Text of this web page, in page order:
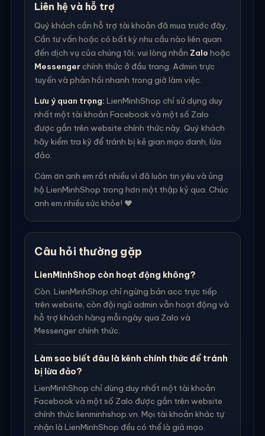
Liên hệ và hỗ trợ
Quý khách cần hỗ trợ tài khoản đã mua trước đây,
Cần tư vấn hoặc có bất kỳ nhu cầu nào liên quan
đến dịch vụ của chúng tôi, vui lòng nhắn Zalo hoặc
Messengerchính thức ở đầu trang. Admin trực
tuyến và phản hồi nhanh trong giờ làm việc.
Lưu ý quan trọng: LienMinhShop chỉ sử dụng duy
nhất một tài khoản Facebook và một số Zalo
được gắn trên website chính thức này. Quý khách
hãy kiểm tra kỹ để tránh bị kẻ gian mạo danh, lừa
đảo.
Cám ơn anh em rất nhiều vì đã luôn tin yêu và ủng
hộ LienMinhShop trong hơn một thập kỷ qua. Chúc
anh em nhiều sức khỏe! ❤️
Câu hỏi thường gặp
LienMinhShop còn hoạt động không?
Còn. LienMinhShop chỉ ngừng bán acc trực tiếp
trên website, còn đội ngũ admin vẫn hoạt động và
hỗ trợ khách hàng mỗi ngày qua Zalo và
Messenger chính thức.
Làm sao biết đâu là kênh chính thức để tránh
bị lừa đảo?
LienMinhShop chỉ dùng duy nhất một tài khoản
Facebook và một số Zalo được gắn trên website
chính thức lienminhshop.vn. Mọi tài khoản khác tự
nhận là LienMinhShop đều có thể là giả mạo.